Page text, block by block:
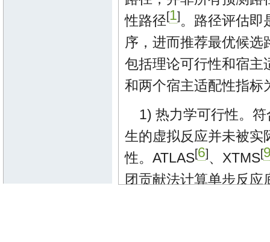
性路径[1]。路径评估即
序，进而推荐最优候
包括理论可行性和宿主
和两个宿主适配性指标
1) 热力学可行性。
生的虚拟反应并未被实
性。ATLAS[6]、XTMS[
团贡献法计算单步反